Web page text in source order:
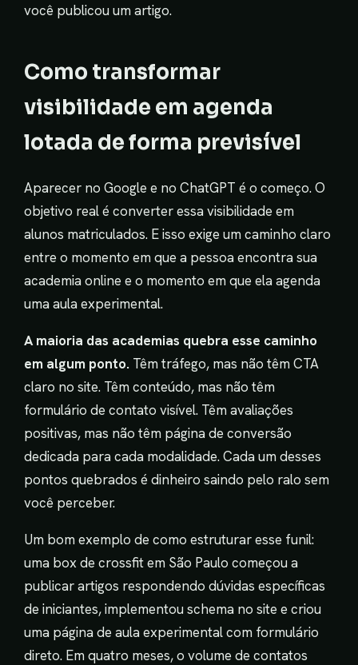
você publicou um artigo.
Como transformar
visibilidade em agenda
lotada de forma previsível
Aparecer no Google e no ChatGPT é o começo. O
objetivo real é converter essa visibilidade em
alunos matriculados. E isso exige um caminho claro
entre o momento em que a pessoa encontra sua
academia online e o momento em que ela agenda
uma aula experimental.
A maioria das academias quebra esse caminho
em algum ponto. Têm tráfego, mas não têm CTA
claro no site. Têm conteúdo, mas não têm
formulário de contato visível. Têm avaliações
positivas, mas não têm página de conversão
dedicada para cada modalidade. Cada um desses
pontos quebrados é dinheiro saindo pelo ralo sem
você perceber.
Um bom exemplo de como estruturar esse funil:
uma box de crossfit em São Paulo começou a
publicar artigos respondendo dúvidas específicas
de iniciantes, implementou schema no site e criou
uma página de aula experimental com formulário
direto. Em quatro meses, o volume de contatos